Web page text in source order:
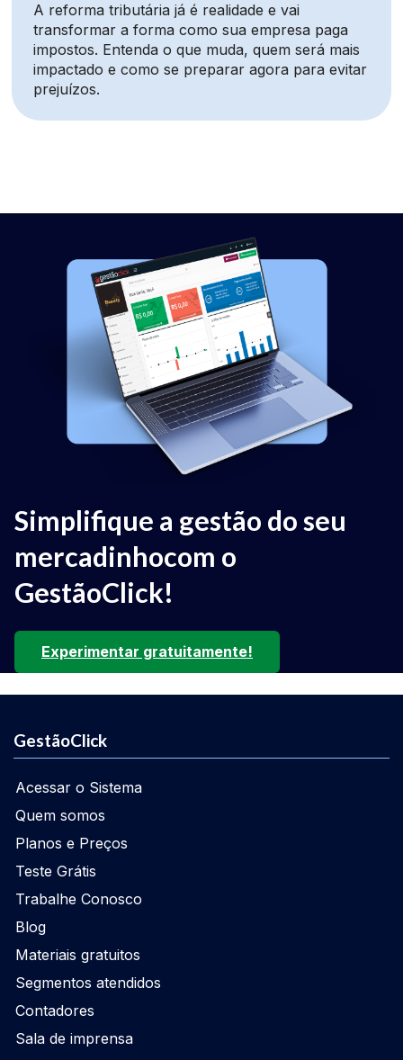
A reforma tributária já é realidade e vai
transformar a forma como sua empresa paga
impostos. Entenda o que muda, quem será mais
impactado e como se preparar agora para evitar
prejuízos.
Simplifique a gestão do seu
mercadinhocom o
GestãoClick!
Experimentar gratuitamente!
GestãoClick
Acessar o Sistema
Quem somos
Planos e Preços
Teste Grátis
Trabalhe Conosco
Blog
Materiais gratuitos
Segmentos atendidos
Contadores
Sala de imprensa